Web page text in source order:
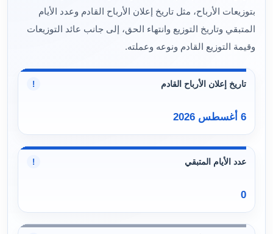
بتوزيعات الأرباح، مثل تاريخ إعلان الأرباح القادم وعدد الأيام
المتبقي وتاريخ التوزيع وانتهاء الحق، إلى جانب عائد التوزيعات
وقيمة التوزيع القادم ونوعه وعملته.
تاريخ إعلان الأرباح القادم !
6 أغسطس 2026
عدد الأيام المتبقي !
0